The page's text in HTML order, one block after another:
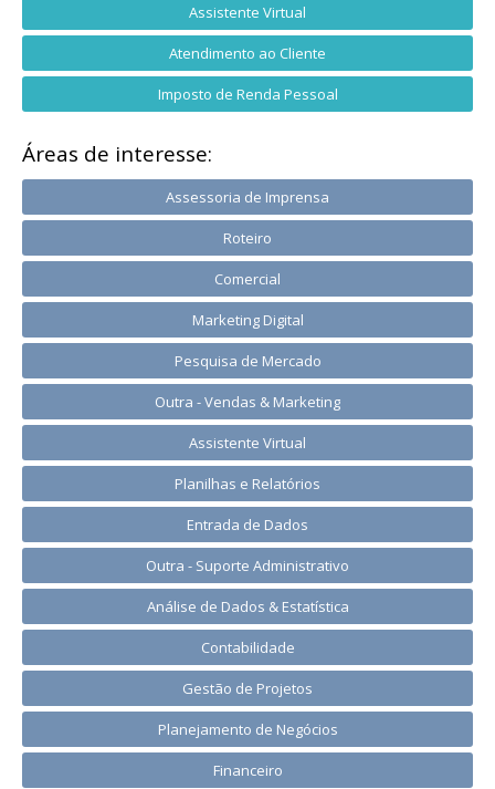
Assistente Virtual
Atendimento ao Cliente
Imposto de Renda Pessoal
Áreas de interesse:
Assessoria de Imprensa
Roteiro
Comercial
Marketing Digital
Pesquisa de Mercado
Outra - Vendas & Marketing
Assistente Virtual
Planilhas e Relatórios
Entrada de Dados
Outra - Suporte Administrativo
Análise de Dados & Estatística
Contabilidade
Gestão de Projetos
Planejamento de Negócios
Financeiro